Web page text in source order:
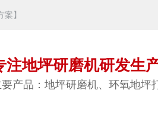
】
注地坪研磨机研发生
要产品：地坪研磨机、环氧地坪